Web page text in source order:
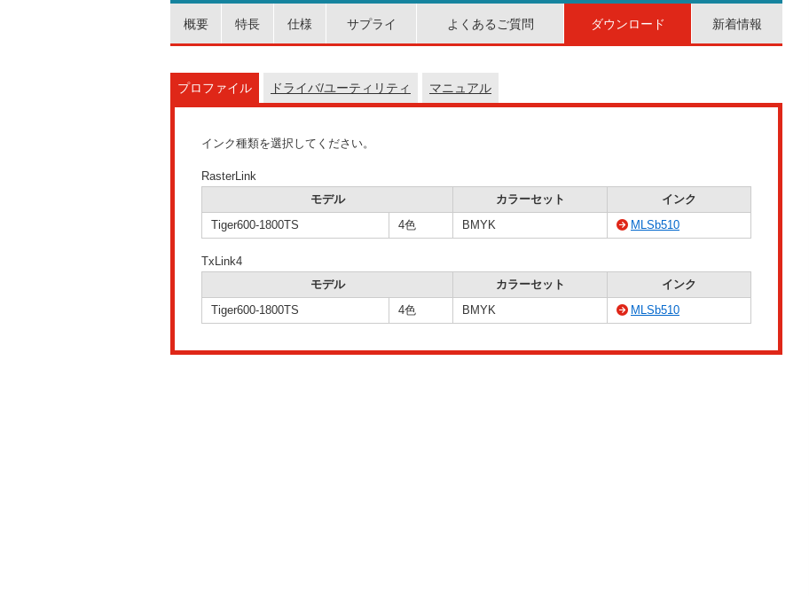
概要 特長 仕様 サプライ よくあるご質問 ダウンロード 新着情報
プロファイル ドライバ/ユーティリティ マニュアル
インク種類を選択してください。
RasterLink
モデル
カラーセット
インク
Tiger600-1800TS
4色 BMYK MLSb510
TxLink4
モデル
カラーセット
インク
Tiger600-1800TS
4色 BMYK MLSb510